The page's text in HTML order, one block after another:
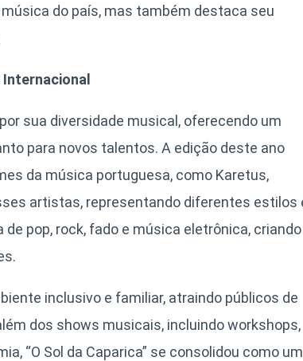
do país, mas também destaca seu
sua diversidade musical, oferecendo um
para novos talentos. A edição deste ano
da música portuguesa, como Karetus,
artistas, representando diferentes estilos
pop, rock, fado e música eletrônica, criando
inclusivo e familiar, atraindo públicos de
dos shows musicais, incluindo workshops,
“O Sol da Caparica” se consolidou como um